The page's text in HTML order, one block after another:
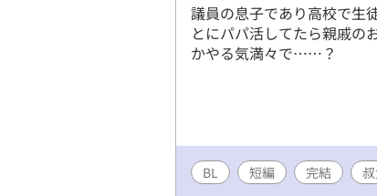
議員の息子であり高校で生
とにパパ活してたら親戚の
かやる気満々で……？
BL 短編 完結